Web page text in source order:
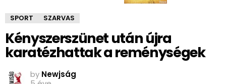
SPORT SZARVAS
Kényszerszünet után újra
karatézhattak a reménységek
by Newjság